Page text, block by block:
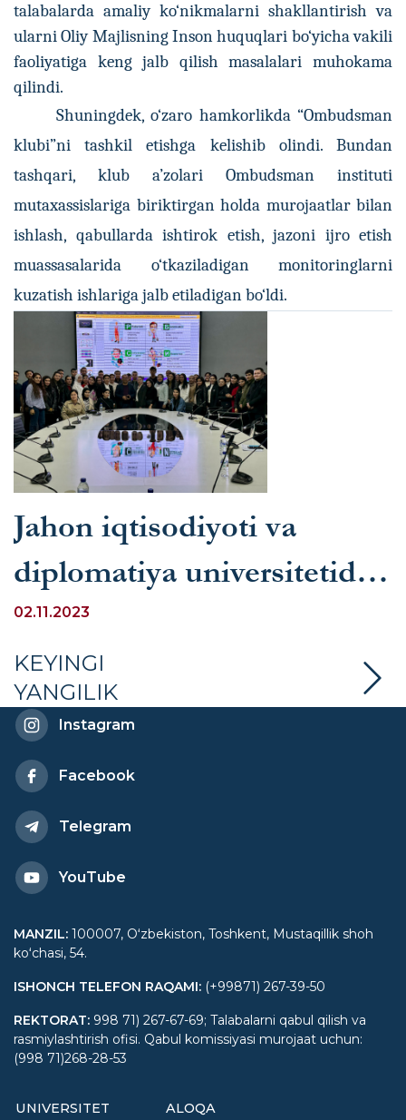
talabalarda amaliy ko‘nikmalarni shakllantirish va
ularni Oliy Majlisning Inson huquqlari bo‘yicha vakili
faoliyatiga keng jalb qilish masalalari muhokama
qilindi.
Shuningdek, o‘zaro hamkorlikda “Ombudsman
klubi”ni tashkil etishga kelishib olindi. Bundan
tashqari, klub a’zolari Ombudsman instituti
mutaxassislariga biriktirgan holda murojaatlar bilan
ishlash, qabullarda ishtirok etish, jazoni ijro etish
muassasalarida o‘tkaziladigan monitoringlarni
kuzatish ishlariga jalb etiladigan bo‘ldi.
Jahon iqtisodiyoti va
diplomatiya universitetida
“Biznes jarayonlarini
boshqarish” mavzusida
davra suhbati o‘tkazildi
02.11.2023
KEYINGI
YANGILIK
Instagram
Facebook
Telegram
YouTube
MANZIL: 100007, Oʻzbekiston, Toshkent, Mustaqillik shoh
koʻchasi, 54.
ISHONCH TELEFON RAQAMI: (+99871) 267-39-50
REKTORAT: 998 71) 267-67-69; Talabalarni qabul qilish va
rasmiylashtirish ofisi. Qabul komissiyasi murojaat uchun:
(998 71)268-28-53
UNIVERSITET ALOQA